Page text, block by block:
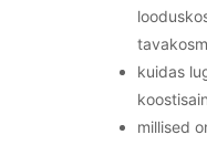
kuidas
millised